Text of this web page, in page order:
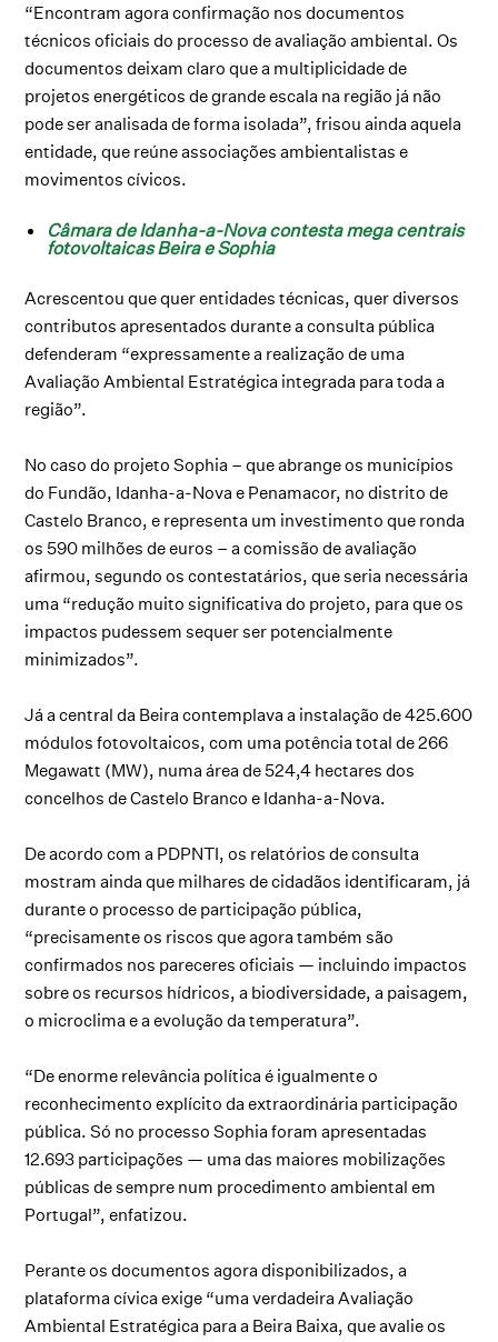
“Encontram agora confirmação nos documentos
técnicos oficiais do processo de avaliação ambiental. Os
documentos deixam claro que a multiplicidade de
projetos energéticos de grande escala na região já não
pode ser analisada de forma isolada”, frisou ainda aquela
entidade, que reúne associações ambientalistas e
movimentos cívicos.
Câmara de Idanha-a-Nova contesta mega centrais
fotovoltaicas Beira e Sophia
Acrescentou que quer entidades técnicas, quer diversos
contributos apresentados durante a consulta pública
defenderam “expressamente a realização de uma
Avaliação Ambiental Estratégica integrada para toda a
região”.
No caso do projeto Sophia – que abrange os municípios
do Fundão, Idanha-a-Nova e Penamacor, no distrito de
Castelo Branco, e representa um investimento que ronda
os 590 milhões de euros – a comissão de avaliação
afirmou, segundo os contestatários, que seria necessária
uma “redução muito significativa do projeto, para que os
impactos pudessem sequer ser potencialmente
minimizados”.
Já a central da Beira contemplava a instalação de 425.600
módulos fotovoltaicos, com uma potência total de 266
Megawatt (MW), numa área de 524,4 hectares dos
concelhos de Castelo Branco e Idanha-a-Nova.
De acordo com a PDPNTI, os relatórios de consulta
mostram ainda que milhares de cidadãos identificaram, já
durante o processo de participação pública,
“precisamente os riscos que agora também são
confirmados nos pareceres oficiais — incluindo impactos
sobre os recursos hídricos, a biodiversidade, a paisagem,
o microclima e a evolução da temperatura”.
“De enorme relevância política é igualmente o
reconhecimento explícito da extraordinária participação
pública. Só no processo Sophia foram apresentadas
12.693 participações — uma das maiores mobilizações
públicas de sempre num procedimento ambiental em
Portugal”, enfatizou.
Perante os documentos agora disponibilizados, a
plataforma cívica exige “uma verdadeira Avaliação
Ambiental Estratégica para a Beira Baixa, que avalie os